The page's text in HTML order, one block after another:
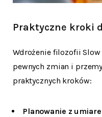
Praktyczne kroki
Wdrożenie filozofii
pewnych zmian i
praktycznych kroków:
Planowanie z